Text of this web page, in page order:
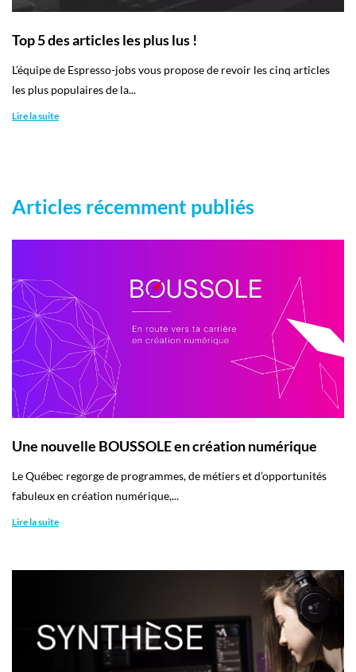
Top 5 des articles les plus lus !
L’équipe de Espresso-jobs vous propose de revoir les cinq articles
les plus populaires de la...
Lire la suite
Articles récemment publiés
Une nouvelle BOUSSOLE en création numérique
​Le Québec regorge de programmes, de métiers et d’opportunités
fabuleux en création numérique,...
Lire la suite